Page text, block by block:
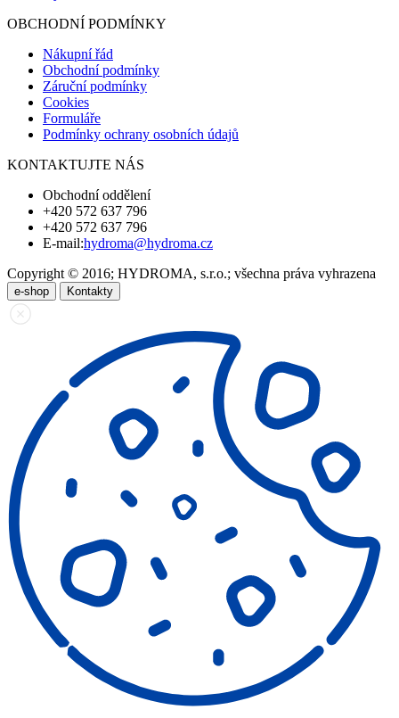
OBCHODNÍ PODMÍNKY
Nákupní řád
Obchodní podmínky
Záruční podmínky
Cookies
Formuláře
Podmínky ochrany osobních údajů
KONTAKTUJTE NÁS
Obchodní oddělení
+420 572 637 796
+420 572 637 796
E-mail:hydroma@hydroma.cz
Copyright © 2016; HYDROMA, s.r.o.; všechna práva vyhrazena
e-shop Kontakty